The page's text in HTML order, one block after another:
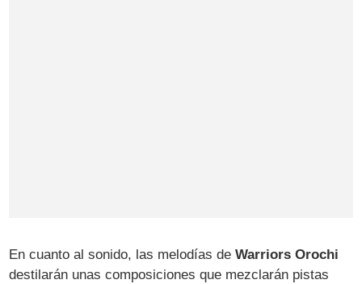
En cuanto al sonido, las melodías deWarriors Orochi
destilarán unas composiciones que mezclarán pistas